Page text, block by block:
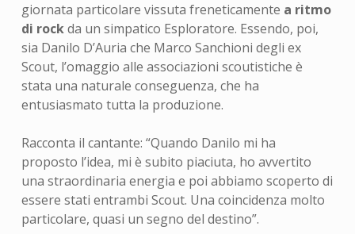
giornata particolare vissuta freneticamente a ritmo
di rockda un simpatico Esploratore. Essendo, poi,
sia Danilo D’Auria che Marco Sanchioni degli ex
Scout, l’omaggio alle associazioni scoutistiche è
stata una naturale conseguenza, che ha
entusiasmato tutta la produzione.
Racconta il cantante: “Quando Danilo mi ha
proposto l’idea, mi è subito piaciuta, ho avvertito
una straordinaria energia e poi abbiamo scoperto di
essere stati entrambi Scout. Una coincidenza molto
particolare, quasi un segno del destino”.